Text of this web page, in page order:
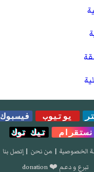
يوتيوب
فيسبوك
تيك توك
الخصوصية | من نحن | إتصل بنا
تبرع و دعم ❤️ donation